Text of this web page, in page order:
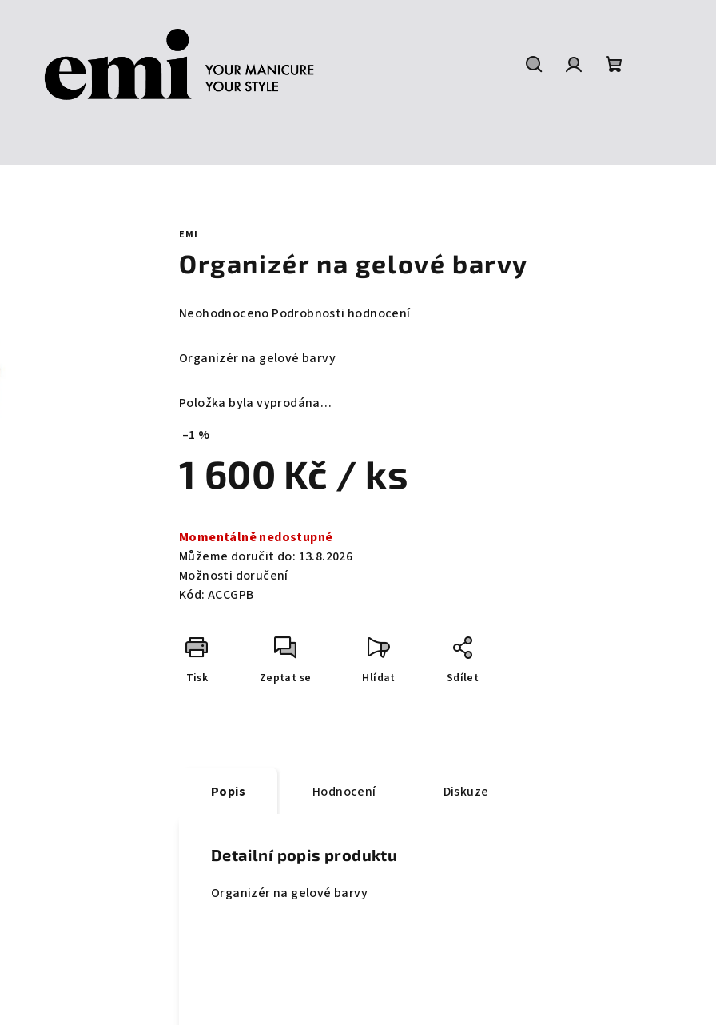
EMI
Organizér na gelové barvy
Průměrné
produktu
z
Neohodnoceno Podrobnosti hodnocení
Organizér na gelové barvy
Položka byla vyprodána…
–1 %
1 600 Kč / ks
cena:
Momentálně nedostupné
Můžeme doručit do: 13.8.2026
Možnosti doručení
Kód: ACCGPB
Tisk Zeptat se Hlídat Sdílet
Popis Hodnocení Diskuze
Detailní popis produktu
Organizér na gelové barvy